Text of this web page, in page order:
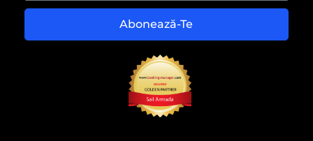
Abonează-Te